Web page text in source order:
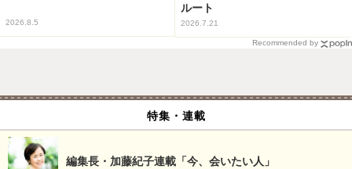
2026.8.5
ルート
2026.7.21
Recommended by
特集・連載
編集長・加藤紀子連載「今、会いたい人」